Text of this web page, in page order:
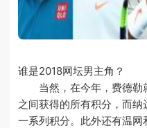
谁是2018网坛男主角？
当然，在今年，费德勒
之间获得的所有积分，而
一系列积分。此外还有温